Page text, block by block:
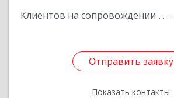
Клиентов на сопровождении
Отправить заявку
Показать контакты
Отправить заявку
Назад